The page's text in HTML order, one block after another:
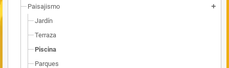
Paisajismo add
Jardín
Terraza
Piscina
Parques